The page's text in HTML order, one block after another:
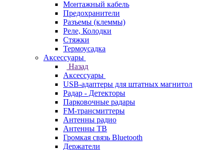
Монтажный кабель
Предохранители
Разъемы (клеммы)
Реле, Колодки
Стяжки
Термоусадка
Аксессуары
Назад
Аксессуары
USB-адаптеры для штатных магнитол
Радар - Детекторы
Парковочные радары
FM-трансмиттеры
Антенны радио
Антенны ТВ
Громкая связь Bluetooth
Держатели